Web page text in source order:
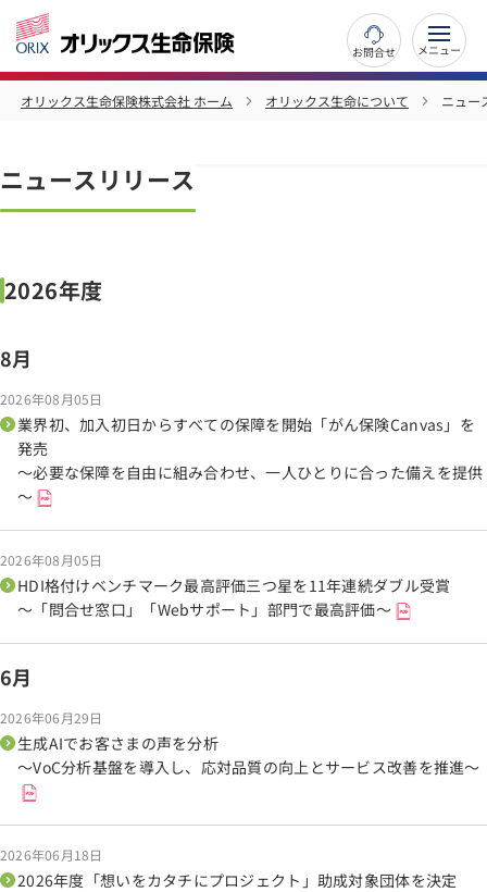
お問合せ
オリックス生命保険株式会社 ホーム オリックス生命について ニュー
ニュースリリース
2026年度
8月
2026年08月05日
業界初、加入初日からすべての保障を開始「がん保険Canvas」を
発売
～必要な保障を自由に組み合わせ、一人ひとりに合った備えを提供
～
2026年08月05日
HDI格付けベンチマーク最高評価三つ星を11年連続ダブル受賞
～「問合せ窓口」「Webサポート」部門で最高評価～
6月
2026年06月29日
生成AIでお客さまの声を分析
～VoC分析基盤を導入し、応対品質の向上とサービス改善を推進～
2026年06月18日
2026年度「想いをカタチにプロジェクト」助成対象団体を決定